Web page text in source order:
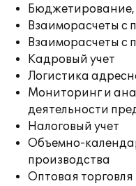
Взаиморасчеты с
Взаиморасчеты с
Кадровый учет
Логистика
Мониторинг и
деятельности
Налоговый учет
Объемно-
производства
Оптовая торговля